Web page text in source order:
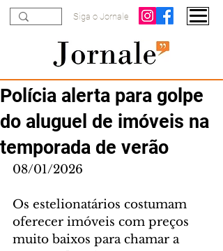
Siga o Jornale
Polícia alerta para golpe
do aluguel de imóveis na
temporada de verão
08/01/2026
Os estelionatários costumam
oferecer imóveis com preços
muito baixos para chamar a